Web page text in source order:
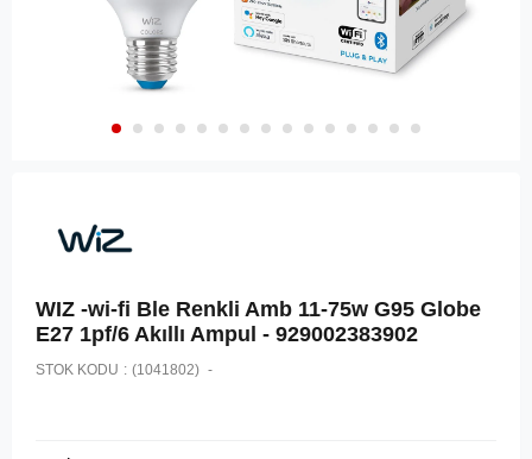
WIZ -wi-fi Ble Renkli Amb 11-75w G95 Globe
E27 1pf/6 Akıllı Ampul - 929002383902
STOK KODU (1041802)